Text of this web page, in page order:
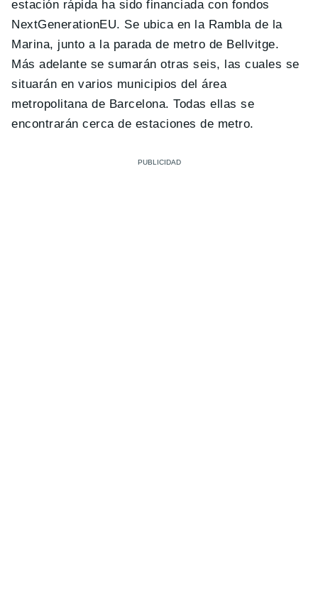
estación rápida ha sido financiada con fondos
NextGenerationEU. Se ubica en la Rambla de la
Marina, junto a la parada de metro de Bellvitge.
Más adelante se sumarán otras seis, las cuales se
situarán en varios municipios del área
metropolitana de Barcelona. Todas ellas se
encontrarán cerca de estaciones de metro.